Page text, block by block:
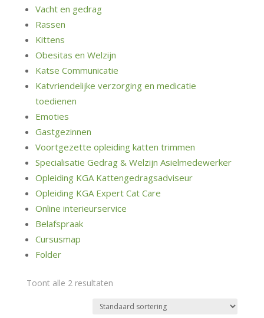
Vacht en gedrag
Rassen
Kittens
Obesitas en Welzijn
Katse Communicatie
Katvriendelijke verzorging en medicatie
toedienen
Emoties
Gastgezinnen
Voortgezette opleiding katten trimmen
Specialisatie Gedrag & Welzijn Asielmedewerker
Opleiding KGA Kattengedragsadviseur
Opleiding KGA Expert Cat Care
Online interieurservice
Belafspraak
Cursusmap
Folder
Toont alle 2 resultaten